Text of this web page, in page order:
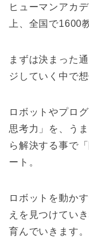
ヒューマンアカ
上、全国で1600
まずは決まった
ジしていく中で
ロボットやプロ
思考力」を、う
ら解決する事で
ート。
ロボットを動か
えを見つけてい
育んでいきます。